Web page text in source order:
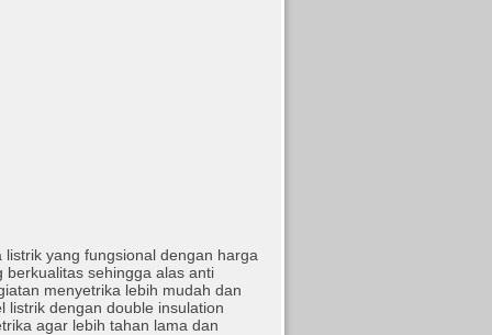
yang fungsional dengan harga
berkualitas sehingga alas anti
menyetrika lebih mudah dan
listrik dengan double insulation
agar lebih tahan lama dan